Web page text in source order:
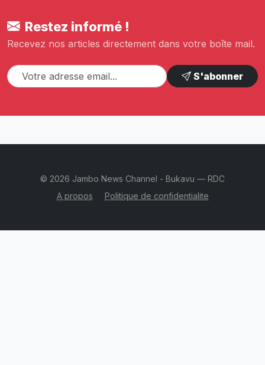
Restez informé !
Recevez nos articles directement dans votre boîte mail.
S'abonner
© 2026 Jambo News Channel - Bukavu — RDC
A propos
Politique de confidentialite